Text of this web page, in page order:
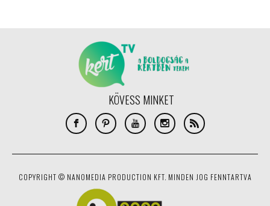
KÖVESS MINKET
COPYRIGHT © NANOMEDIA PRODUCTION KFT. MINDEN JOG FENNTARTVA